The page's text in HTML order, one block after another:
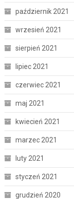
październik 2021
wrzesień 2021
sierpień 2021
lipiec 2021
czerwiec 2021
maj 2021
kwiecień 2021
marzec 2021
luty 2021
styczeń 2021
grudzień 2020